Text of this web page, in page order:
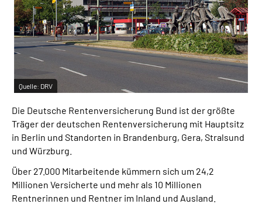
Inhalte in Gebärdensprache (DGS)
Leichte Sprache
Suche
Mein Kundenportal
Quelle: DRV
Die Deutsche Rentenversicherung Bund ist der größte
Träger der deutschen Rentenversicherung mit Hauptsitz
in Berlin und Standorten in Brandenburg, Gera, Stralsund
und Würzburg.
Über 27.000 Mitarbeitende kümmern sich um 24,2
Millionen Versicherte und mehr als 10 Millionen
Rentnerinnen und Rentner im Inland und Ausland.